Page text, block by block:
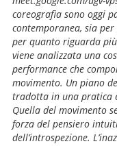
coreografia sono oggi
contemporanea, sia
per quanto riguarda
viene analizzata una
performance che
movimento. Un piano
tradotta in una pratica
Quella del movimento
forza del pensiero
dell’introspezione.